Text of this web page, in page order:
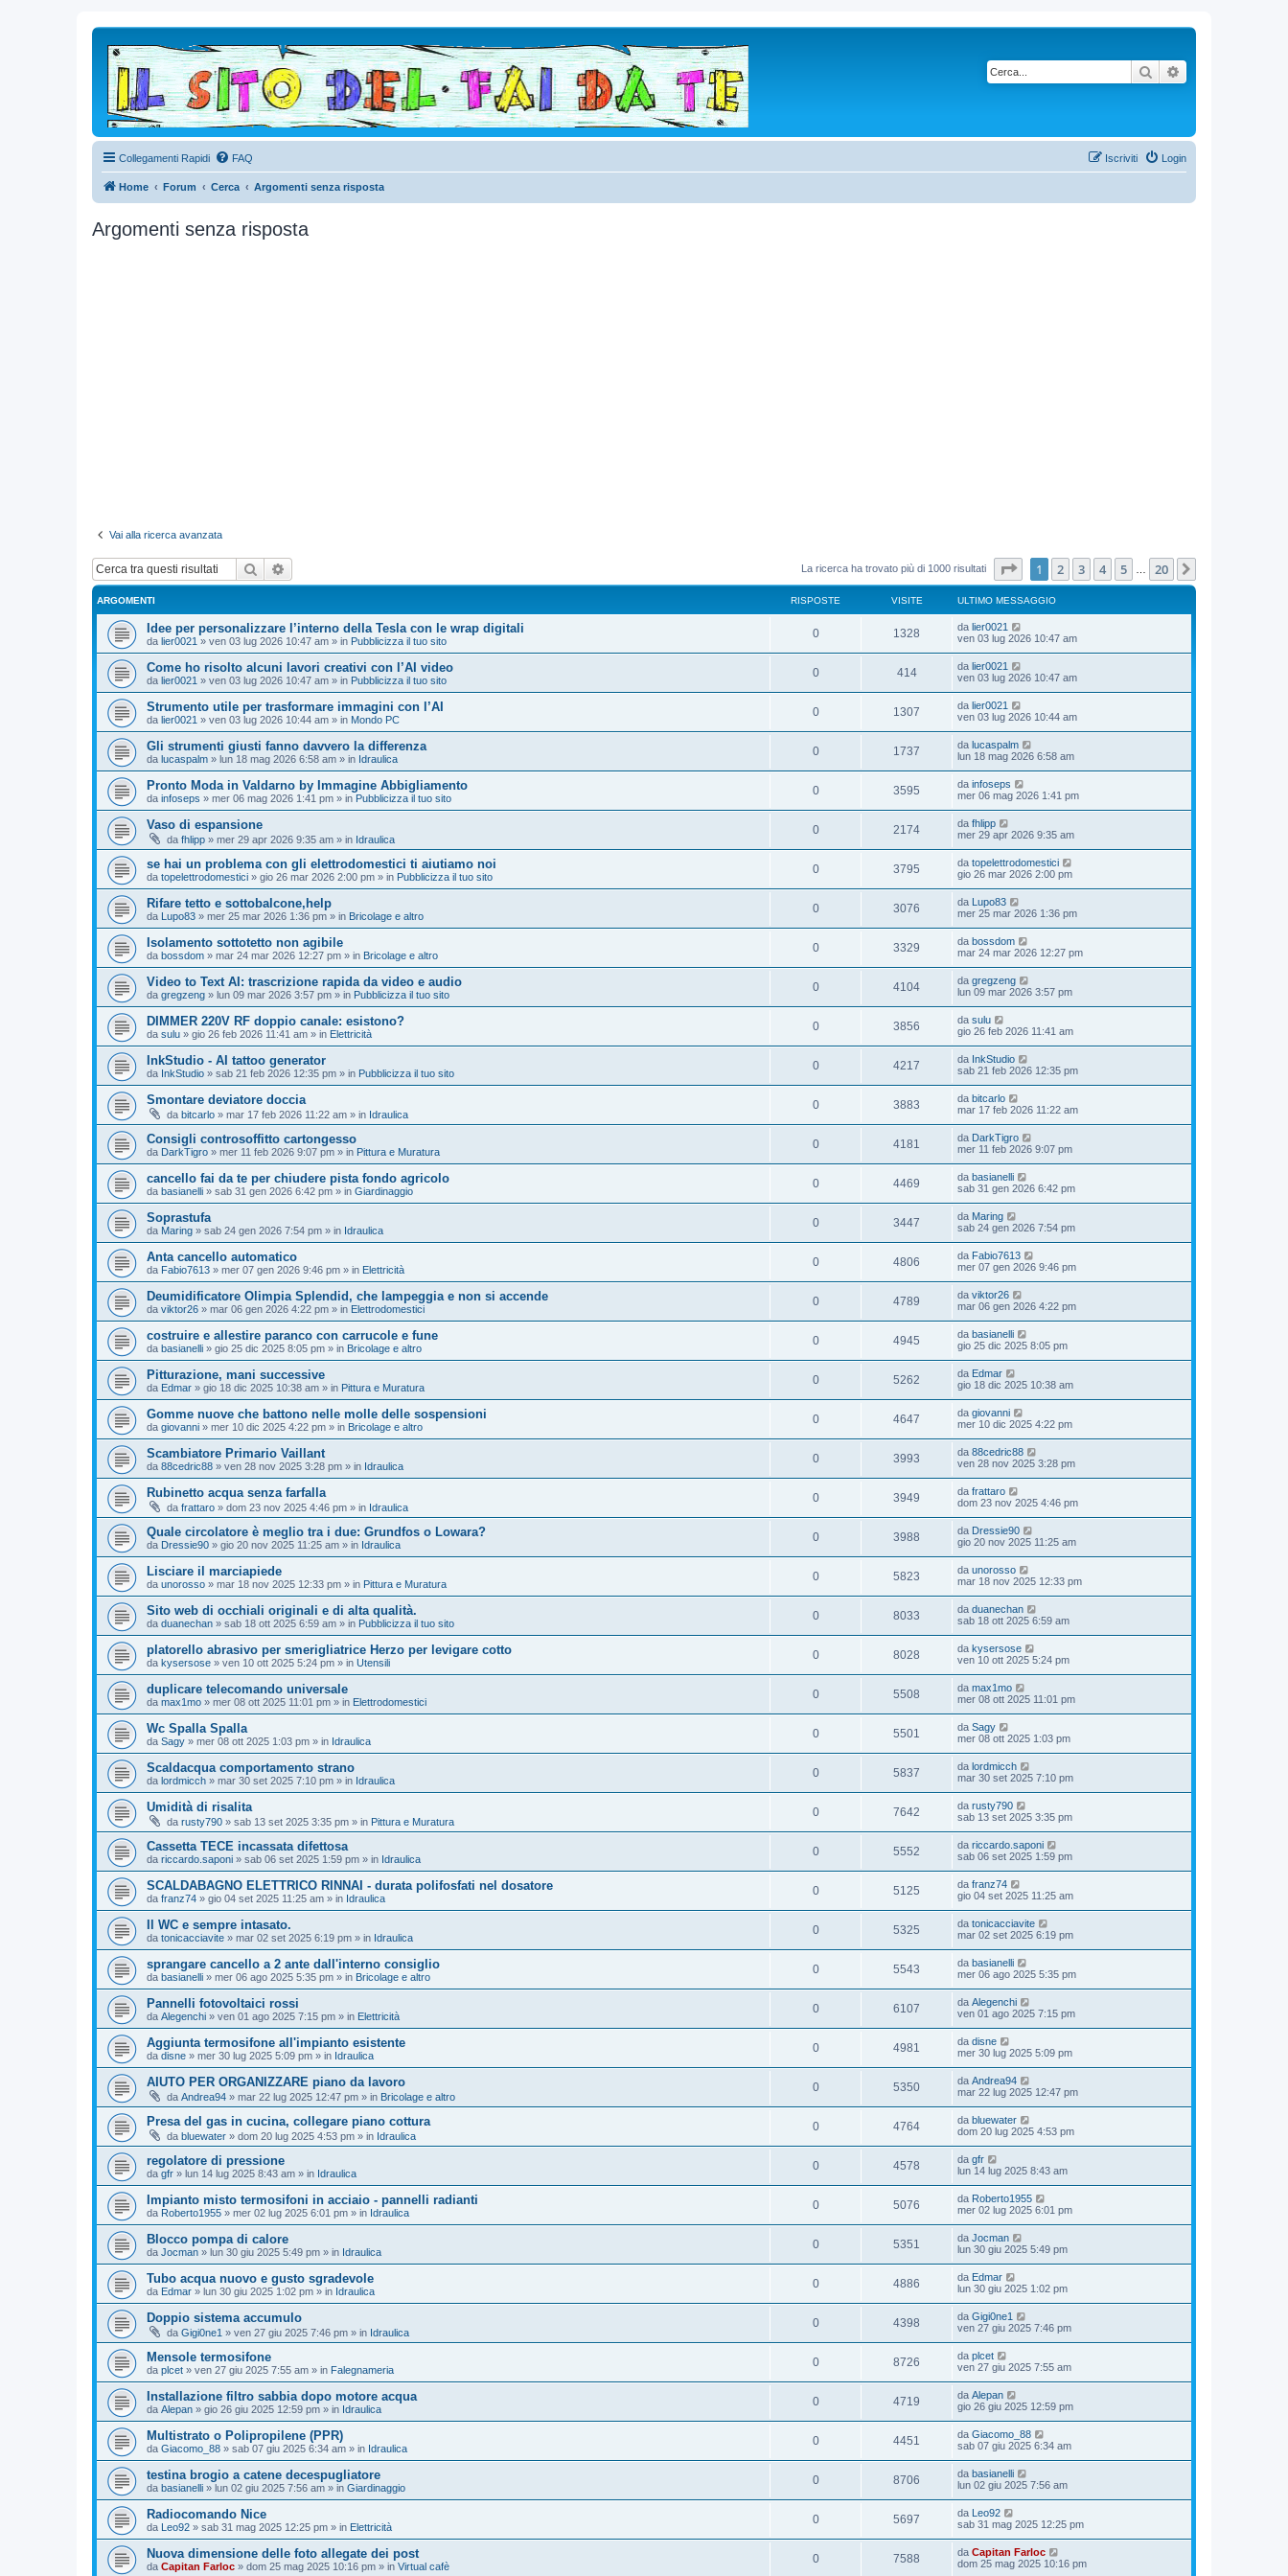
Cerca
Collegamenti Rapidi FAQ Login
Iscriviti
Home Forum Cerca Argomenti senza risposta
Argomenti senza risposta
Vai alla ricerca avanzata
Cerca La ricerca ha trovato più di 1000 risultati Pagina1 di
1 2 3 4 5 20
ARGOMENTI RISPOSTE VISITE ULTIMO MESSAGGIO
Idee per personalizzare l’interno della Tesla con le wrap digitali
da lier0021 » ven 03 lug 2026 10:47 am » in Pubblicizza il tuo sito
0 1328 da lier0021
ven 03 lug 2026 10:47 am
Come ho risolto alcuni lavori creativi con l’AI video
da lier0021 » ven 03 lug 2026 10:47 am » in Pubblicizza il tuo sito
0 414 da lier0021
ven 03 lug 2026 10:47 am
Strumento utile per trasformare immagini con l’AI
da lier0021 » ven 03 lug 2026 10:44 am » in Mondo PC
0 1307 da lier0021
ven 03 lug 2026 10:44 am
Gli strumenti giusti fanno davvero la differenza
da lucaspalm » lun 18 mag 2026 6:58 am » in Idraulica
0 1737 da lucaspalm
lun 18 mag 2026 6:58 am
Pronto Moda in Valdarno by Immagine Abbigliamento
da infoseps » mer 06 mag 2026 1:41 pm » in Pubblicizza il tuo sito
0 3595 da infoseps
mer 06 mag 2026 1:41 pm
Vaso di espansione
da fhlipp » mer 29 apr 2026 9:35 am » in Idraulica
0 2174 da fhlipp
mer 29 apr 2026 9:35 am
se hai un problema con gli elettrodomestici ti aiutiamo noi
da topelettrodomestici » gio 26 mar 2026 2:00 pm » in Pubblicizza il tuo sito
0 3795 da topelettrodomestici
gio 26 mar 2026 2:00 pm
Rifare tetto e sottobalcone,help
da Lupo83 » mer 25 mar 2026 1:36 pm » in Bricolage e altro
0 3076 da Lupo83
mer 25 mar 2026 1:36 pm
Isolamento sottotetto non agibile
da bossdom » mar 24 mar 2026 12:27 pm » in Bricolage e altro
0 3329 da bossdom
mar 24 mar 2026 12:27 pm
Video to Text AI: trascrizione rapida da video e audio
da gregzeng » lun 09 mar 2026 3:57 pm » in Pubblicizza il tuo sito
0 4104 da gregzeng
lun 09 mar 2026 3:57 pm
DIMMER 220V RF doppio canale: esistono?
da sulu » gio 26 feb 2026 11:41 am » in Elettricità
0 3856 da sulu
gio 26 feb 2026 11:41 am
InkStudio - AI tattoo generator
da InkStudio » sab 21 feb 2026 12:35 pm » in Pubblicizza il tuo sito
0 4217 da InkStudio
sab 21 feb 2026 12:35 pm
Smontare deviatore doccia
da bitcarlo » mar 17 feb 2026 11:22 am » in Idraulica
0 3883 da bitcarlo
mar 17 feb 2026 11:22 am
Consigli controsoffitto cartongesso
da DarkTigro » mer 11 feb 2026 9:07 pm » in Pittura e Muratura
0 4181 da DarkTigro
mer 11 feb 2026 9:07 pm
cancello fai da te per chiudere pista fondo agricolo
da basianelli » sab 31 gen 2026 6:42 pm » in Giardinaggio
0 4469 da basianelli
sab 31 gen 2026 6:42 pm
Soprastufa
da Maring » sab 24 gen 2026 7:54 pm » in Idraulica
0 3447 da Maring
sab 24 gen 2026 7:54 pm
Anta cancello automatico
da Fabio7613 » mer 07 gen 2026 9:46 pm » in Elettricità
0 4806 da Fabio7613
mer 07 gen 2026 9:46 pm
Deumidificatore Olimpia Splendid, che lampeggia e non si accende
da viktor26 » mar 06 gen 2026 4:22 pm » in Elettrodomestici
0 4789 da viktor26
mar 06 gen 2026 4:22 pm
costruire e allestire paranco con carrucole e fune
da basianelli » gio 25 dic 2025 8:05 pm » in Bricolage e altro
0 4945 da basianelli
gio 25 dic 2025 8:05 pm
Pitturazione, mani successive
da Edmar » gio 18 dic 2025 10:38 am » in Pittura e Muratura
0 5262 da Edmar
gio 18 dic 2025 10:38 am
Gomme nuove che battono nelle molle delle sospensioni
da giovanni » mer 10 dic 2025 4:22 pm » in Bricolage e altro
0 4647 da giovanni
mer 10 dic 2025 4:22 pm
Scambiatore Primario Vaillant
da 88cedric88 » ven 28 nov 2025 3:28 pm » in Idraulica
0 3993 da 88cedric88
ven 28 nov 2025 3:28 pm
Rubinetto acqua senza farfalla
da frattaro » dom 23 nov 2025 4:46 pm » in Idraulica
0 3949 da frattaro
dom 23 nov 2025 4:46 pm
Quale circolatore è meglio tra i due: Grundfos o Lowara?
da Dressie90 » gio 20 nov 2025 11:25 am » in Idraulica
0 3988 da Dressie90
gio 20 nov 2025 11:25 am
Lisciare il marciapiede
da unorosso » mar 18 nov 2025 12:33 pm » in Pittura e Muratura
0 5823 da unorosso
mar 18 nov 2025 12:33 pm
Sito web di occhiali originali e di alta qualità.
da duanechan » sab 18 ott 2025 6:59 am » in Pubblicizza il tuo sito
0 8033 da duanechan
sab 18 ott 2025 6:59 am
platorello abrasivo per smerigliatrice Herzo per levigare cotto
da kysersose » ven 10 ott 2025 5:24 pm » in Utensili
0 8028 da kysersose
ven 10 ott 2025 5:24 pm
duplicare telecomando universale
da max1mo » mer 08 ott 2025 11:01 pm » in Elettrodomestici
0 5508 da max1mo
mer 08 ott 2025 11:01 pm
Wc Spalla Spalla
da Sagy » mer 08 ott 2025 1:03 pm » in Idraulica
0 5501 da Sagy
mer 08 ott 2025 1:03 pm
Scaldacqua comportamento strano
da lordmicch » mar 30 set 2025 7:10 pm » in Idraulica
0 5837 da lordmicch
mar 30 set 2025 7:10 pm
Umidità di risalita
da rusty790 » sab 13 set 2025 3:35 pm » in Pittura e Muratura
0 7642 da rusty790
sab 13 set 2025 3:35 pm
Cassetta TECE incassata difettosa
da riccardo.saponi » sab 06 set 2025 1:59 pm » in Idraulica
0 5552 da riccardo.saponi
sab 06 set 2025 1:59 pm
SCALDABAGNO ELETTRICO RINNAI - durata polifosfati nel dosatore
da franz74 » gio 04 set 2025 11:25 am » in Idraulica
0 5125 da franz74
gio 04 set 2025 11:25 am
Il WC e sempre intasato.
da tonicacciavite » mar 02 set 2025 6:19 pm » in Idraulica
0 5325 da tonicacciavite
mar 02 set 2025 6:19 pm
sprangare cancello a 2 ante dall'interno consiglio
da basianelli » mer 06 ago 2025 5:35 pm » in Bricolage e altro
0 5543 da basianelli
mer 06 ago 2025 5:35 pm
Pannelli fotovoltaici rossi
da Alegenchi » ven 01 ago 2025 7:15 pm » in Elettricità
0 6107 da Alegenchi
ven 01 ago 2025 7:15 pm
Aggiunta termosifone all'impianto esistente
da disne » mer 30 lug 2025 5:09 pm » in Idraulica
0 4981 da disne
mer 30 lug 2025 5:09 pm
AIUTO PER ORGANIZZARE piano da lavoro
da Andrea94 » mar 22 lug 2025 12:47 pm » in Bricolage e altro
0 5350 da Andrea94
mar 22 lug 2025 12:47 pm
Presa del gas in cucina, collegare piano cottura
da bluewater » dom 20 lug 2025 4:53 pm » in Idraulica
0 4764 da bluewater
dom 20 lug 2025 4:53 pm
regolatore di pressione
da gfr » lun 14 lug 2025 8:43 am » in Idraulica
0 4578 da gfr
lun 14 lug 2025 8:43 am
Impianto misto termosifoni in acciaio - pannelli radianti
da Roberto1955 » mer 02 lug 2025 6:01 pm » in Idraulica
0 5076 da Roberto1955
mer 02 lug 2025 6:01 pm
Blocco pompa di calore
da Jocman » lun 30 giu 2025 5:49 pm » in Idraulica
0 5351 da Jocman
lun 30 giu 2025 5:49 pm
Tubo acqua nuovo e gusto sgradevole
da Edmar » lun 30 giu 2025 1:02 pm » in Idraulica
0 4886 da Edmar
lun 30 giu 2025 1:02 pm
Doppio sistema accumulo
da Gigi0ne1 » ven 27 giu 2025 7:46 pm » in Idraulica
0 4398 da Gigi0ne1
ven 27 giu 2025 7:46 pm
Mensole termosifone
da plcet » ven 27 giu 2025 7:55 am » in Falegnameria
0 8726 da plcet
ven 27 giu 2025 7:55 am
Installazione filtro sabbia dopo motore acqua
da Alepan » gio 26 giu 2025 12:59 pm » in Idraulica
0 4719 da Alepan
gio 26 giu 2025 12:59 pm
Multistrato o Polipropilene (PPR)
da Giacomo_88 » sab 07 giu 2025 6:34 am » in Idraulica
0 4451 da Giacomo_88
sab 07 giu 2025 6:34 am
testina brogio a catene decespugliatore
da basianelli » lun 02 giu 2025 7:56 am » in Giardinaggio
0 8706 da basianelli
lun 02 giu 2025 7:56 am
Radiocomando Nice
da Leo92 » sab 31 mag 2025 12:25 pm » in Elettricità
0 5697 da Leo92
sab 31 mag 2025 12:25 pm
Nuova dimensione delle foto allegate dei post
da Capitan Farloc » dom 25 mag 2025 10:16 pm » in Virtual cafè
0 7588 da Capitan Farloc
dom 25 mag 2025 10:16 pm